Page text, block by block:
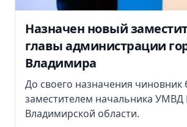
Назначен новый
главы администрации
Владимира
До своего назначения чиновник
заместителем начальника УМВД
Владимирской области.